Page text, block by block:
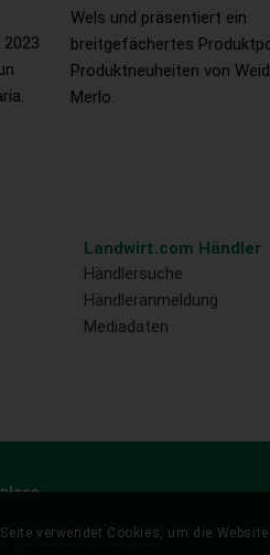
Wels und präsentiert ein
breitgefächertes
Produktneuheiten von
Merlo.
Landwirt.com Händler
Händlersuche
Händleranmeldung
Mediadaten
Satzfehler vorbehalten.
Seite verwendet Cookies, um die